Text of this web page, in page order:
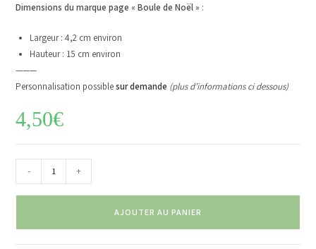
Dimensions du marque page « Boule de Noël » :
Largeur : 4,2 cm environ
Hauteur : 15 cm environ
———
Personnalisation possible sur demande (plus d’informations ci dessous)
4,50€
- +
AJOUTER AU PANIER